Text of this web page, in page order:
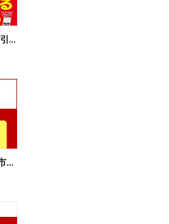
【無料引換券!】焼き麺買うとお茶引換券貰える!
楽天ポイントカード提示で、楽天市場でのお買い物がおトクに!